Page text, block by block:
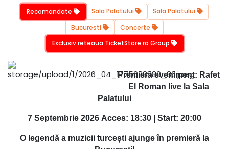
Recomandate Sala Palatului
Sala Palatului
Bucuresti
Concerte
Exclusiv reteaua TicketStore.ro Group
Premieră eveniment: Rafet
El Roman live la Sala
Palatului
7 Septembrie 2026 Acces: 18:30 | Start: 20:00
O legendă a muzicii turcești ajunge în premieră la